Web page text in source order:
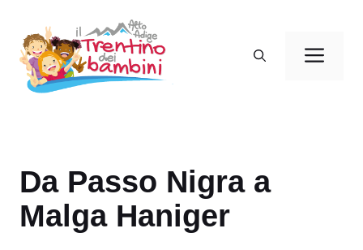
contenuto
Da Passo Nigra a
Malga Haniger